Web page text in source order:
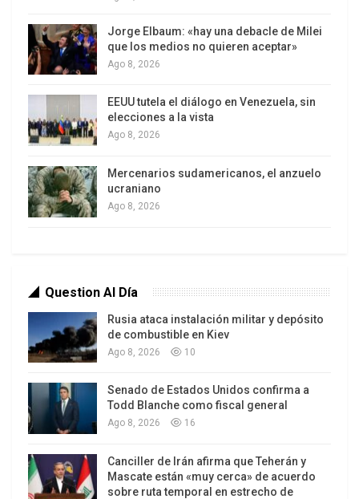
También se propone transformar el sistema
penitenciario, instalar un sistema nacional de
atención a las víctimas, así como crear y
seguridad ciudadana.
Jorge Elbaum: «hay una debacle de Milei
que los medios no quieren aceptar»
Ago 8, 2026
EEUU tutela el diálogo en Venezuela, sin
elecciones a la vista
Ago 8, 2026
Mercenarios sudamericanos, el anzuelo
ucraniano
Ago 8, 2026
Question Al Día
Rusia ataca instalación militar y depósito
de combustible en Kiev
Ago 8, 2026 10
Senado de Estados Unidos confirma a
Todd Blanche como fiscal general
Ago 8, 2026 16
Canciller de Irán afirma que Teherán y
Mascate están «muy cerca» de acuerdo
sobre ruta temporal en estrecho de